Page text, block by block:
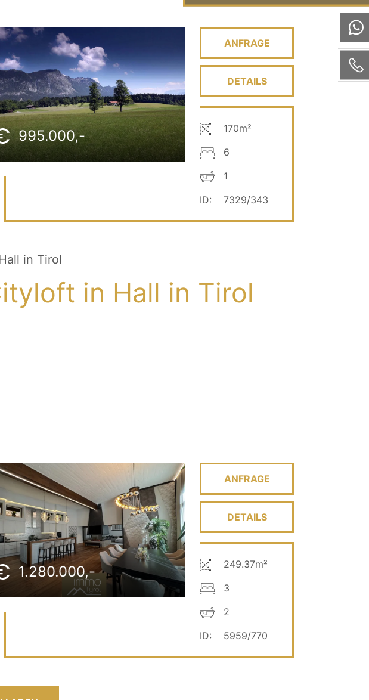
995.000,-
ANFRAGE
DETAILS
170m²
6
1
ID:
7329/343
in Tirol
in Hall in Tirol
1.280.000,-
ANFRAGE
DETAILS
249.37m²
3
2
ID:
5959/770